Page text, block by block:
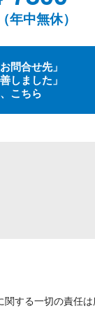
中無休）
問合せ先」
しました」
こちら
関する一切の責任